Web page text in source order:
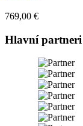
769,00 €
Hlavní partneri